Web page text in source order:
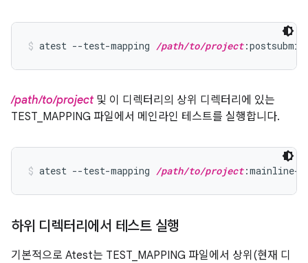
atest --test-mapping /path/to/project:postsubmit
/path/to/project및 이 디렉터리의 상위 디렉터리에 있는
TEST_MAPPING 파일에서 메인라인 테스트를 실행합니다.
atest --test-mapping /path/to/project:mainline-
하위 디렉터리에서 테스트 실행
기본적으로 Atest는 TEST_MAPPING 파일에서 상위(현재 디